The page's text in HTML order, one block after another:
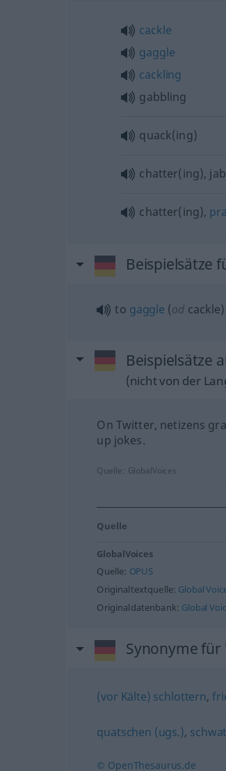
cackle
gaggle
cackling
gabbling
quack(ing)
chatter(ing),
chatter(ing),
Beispielsätze
to gaggle (od cackle)
Beispielsätze
(nicht von der
On Twitter, netizens
up jokes.
Quelle: GlobalVoices
Quelle
GlobalVoices
Quelle: OPUS
Originaltextquelle: Global
Originaldatenbank: Global
Synonyme
(vor Kälte) schlottern,
quatschen (ugs.),
© OpenThesaurus.de